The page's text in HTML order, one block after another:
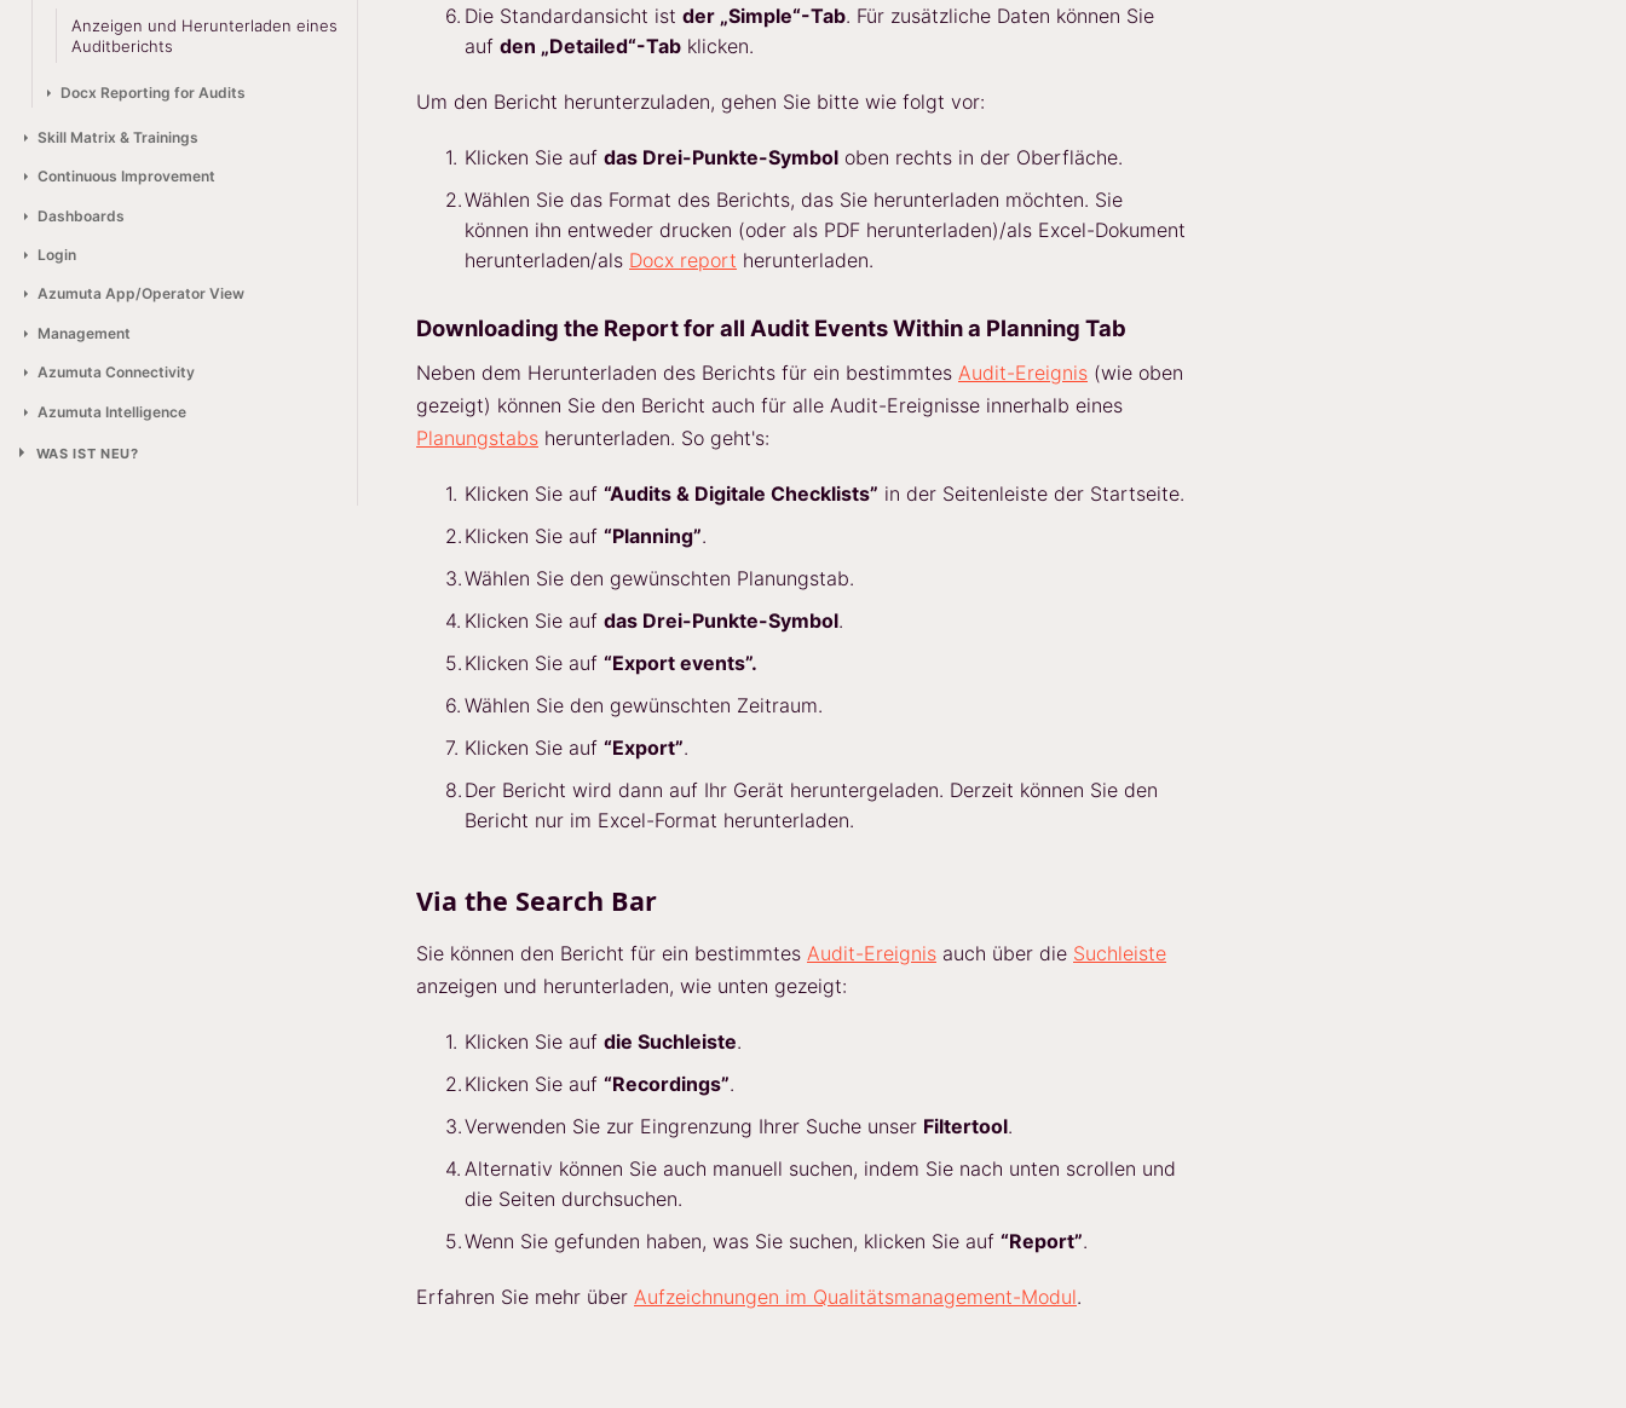
Anzeigen und Herunterladen eines
Auditberichts
Docx Reporting for Audits
Skill Matrix & Trainings
Continuous Improvement
Dashboards
Login
Azumuta App/Operator View
Management
Azumuta Connectivity
Azumuta Intelligence
WAS IST NEU?
Die Standardansicht ist der „Simple“-Tab. Für zusätzliche Daten können Sie
auf den „Detailed“-Tab klicken.
Um den Bericht herunterzuladen, gehen Sie bitte wie folgt vor:
Klicken Sie auf das Drei-Punkte-Symbol oben rechts in der Oberfläche.
Wählen Sie das Format des Berichts, das Sie herunterladen möchten. Sie
können ihn entweder drucken (oder als PDF herunterladen)/als Excel-Dokument
herunterladen/als Docx report herunterladen.
Downloading the Report for all Audit Events Within a Planning Tab
Neben dem Herunterladen des Berichts für ein bestimmtes Audit-Ereignis (wie oben
gezeigt) können Sie den Bericht auch für alle Audit-Ereignisse innerhalb eines
Planungstabs herunterladen. So geht's:
Klicken Sie auf “Audits & Digitale Checklists” in der Seitenleiste der Startseite.
Klicken Sie auf “Planning”.
Wählen Sie den gewünschten Planungstab.
Klicken Sie auf das Drei-Punkte-Symbol.
Klicken Sie auf “Export events”.
Wählen Sie den gewünschten Zeitraum.
Klicken Sie auf “Export”.
Der Bericht wird dann auf Ihr Gerät heruntergeladen. Derzeit können Sie den
Bericht nur im Excel-Format herunterladen.
Via the Search Bar
Sie können den Bericht für ein bestimmtes Audit-Ereignis auch über die Suchleiste
anzeigen und herunterladen, wie unten gezeigt:
Klicken Sie auf die Suchleiste.
Klicken Sie auf “Recordings”.
Verwenden Sie zur Eingrenzung Ihrer Suche unser Filtertool.
Alternativ können Sie auch manuell suchen, indem Sie nach unten scrollen und
die Seiten durchsuchen.
Wenn Sie gefunden haben, was Sie suchen, klicken Sie auf “Report”.
Erfahren Sie mehr über Aufzeichnungen im Qualitätsmanagement-Modul.